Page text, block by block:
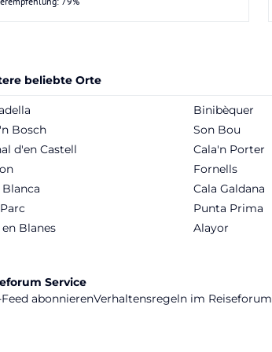
beliebte Orte
Binibèquer
Bosch
Son Bou
d'en Castell
Cala'n Porter
Fornells
Blanca
Cala Galdana
Punta Prima
en Blanes
Alayor
Service
Feed abonnierenVerhaltensregeln im Reiseforum